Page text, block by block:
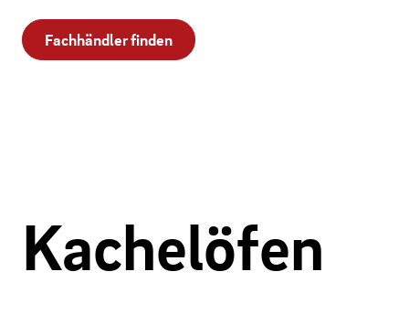
Fachhändler finden
Kachelöfen